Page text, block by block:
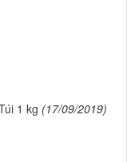
1 kg (17/09/2019)